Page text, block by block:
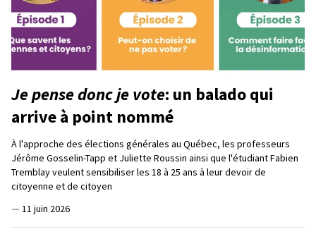
Je pense donc je vote: un balado qui
arrive à point nommé
À l'approche des élections générales au Québec, les professeurs
Jérôme Gosselin-Tapp et Juliette Roussin ainsi que l'étudiant Fabien
Tremblay veulent sensibiliser les 18 à 25 ans à leur devoir de
citoyenne et de citoyen
— 11 juin 2026